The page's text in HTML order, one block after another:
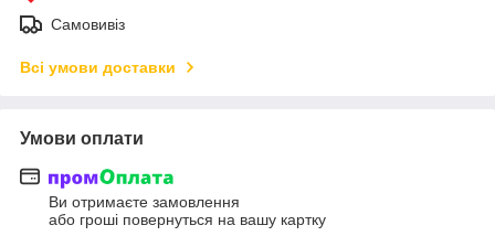
Самовивіз
Всі умови доставки
Умови оплати
Ви отримаєте замовлення
або гроші повернуться на вашу картку